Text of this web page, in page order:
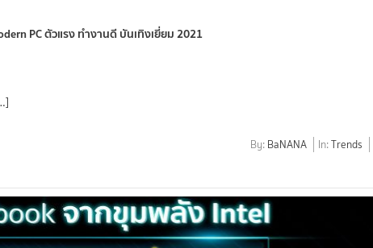
PC ตัวแรง ทำงานดี บันเทิงเยี่ยม 2021
By: BaNANA In:Trends